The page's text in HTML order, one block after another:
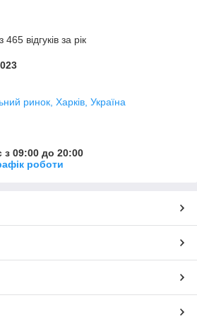
відгуків за рік
ринок, Харків, Україна
з 09:00 до 20:00
роботи